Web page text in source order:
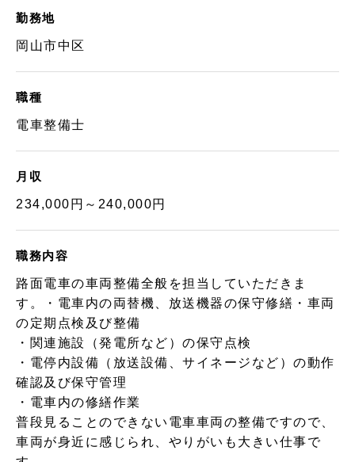
勤務地
岡山市中区
職種
電車整備士
月収
234,000円～240,000円
職務内容
路面電車の車両整備全般を担当していただきま
す。・電車内の両替機、放送機器の保守修繕・車両
の定期点検及び整備
・関連施設（発電所など）の保守点検
・電停内設備（放送設備、サイネージなど）の動作
確認及び保守管理
・電車内の修繕作業
普段見ることのできない電車車両の整備ですので、
車両が身近に感じられ、やりがいも大きい仕事で